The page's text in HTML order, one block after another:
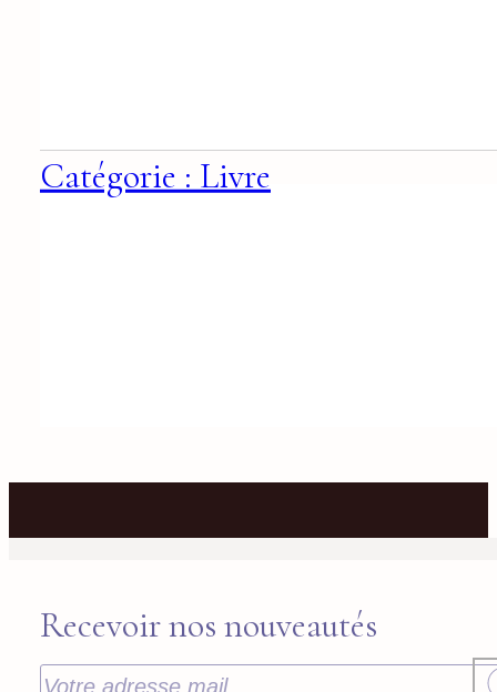
Catégorie : Livre
Recevoir nos nouveautés